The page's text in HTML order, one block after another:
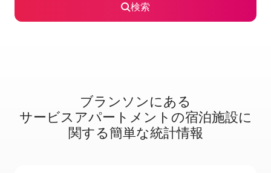
検索
ブランソンに⁠あ⁠る
サ⁠ー⁠ビ⁠ス⁠ア⁠パ⁠ー⁠ト⁠メ⁠ン⁠ト⁠の宿⁠泊⁠施⁠設⁠に
関⁠す⁠る簡⁠単⁠な統⁠計⁠情⁠報